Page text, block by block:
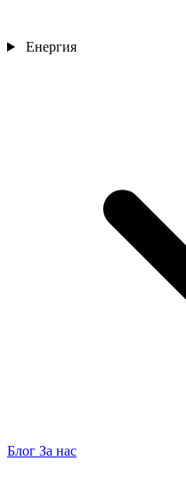
Енергия
Блог За нас